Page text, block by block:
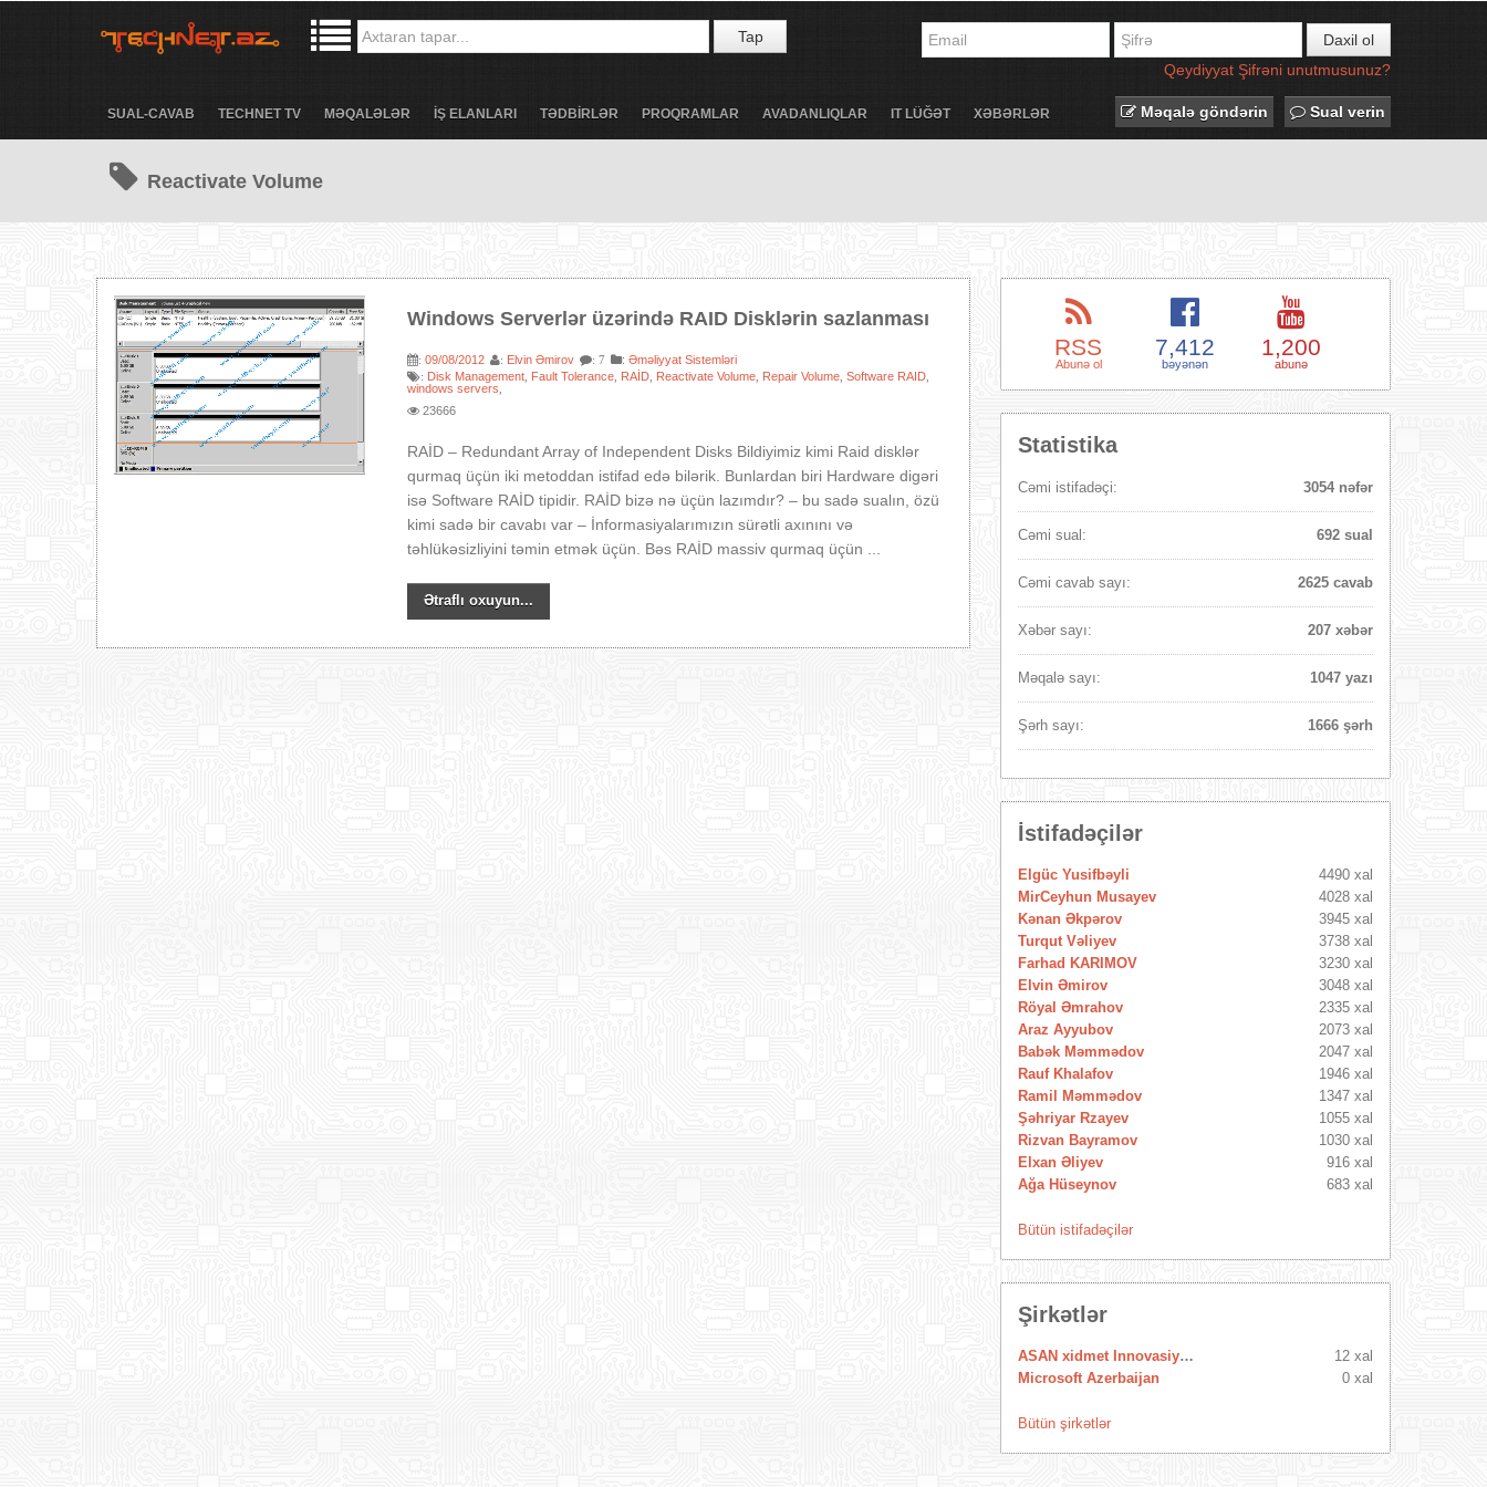
Tap
Daxil ol
Qeydiyyat Şifrəni unutmusunuz?
SUAL-CAVAB TECHNET TV MƏQALƏLƏR İŞ ELANLARI TƏDBİRLƏR PROQRAMLAR AVADANLIQLAR IT LÜĞƏT XƏBƏRLƏR Məqalə göndərin Sual verin
Reactivate Volume
Windows Serverlər üzərində RAID Disklərin sazlanması
:09/08/2012 : Elvin Əmirov : 7 :Əməliyyat Sistemləri
: Disk Management Fault Tolerance RAİD Reactivate Volume Repair Volume ,Software RAID
windows servers
23666
RAİD – Redundant Array of Independent Disks Bildiyimiz kimi Raid disklər
qurmaq üçün iki metoddan istifad edə bilərik. Bunlardan biri Hardware digəri
isə Software RAİD tipidir. RAİD bizə nə üçün lazımdır? – bu sadə sualın, özü
kimi sadə bir cavabı var – İnformasiyalarımızın sürətli axınını və
təhlükəsizliyini təmin etmək üçün. Bəs RAİD massiv qurmaq üçün ...
Ətraflı oxuyun...
RSS
Abunə ol
7,412
bəyənən
1,200
abunə
Statistika
Cəmi istifadəçi: 3054 nəfər
Cəmi sual: 692 sual
Cəmi cavab sayı: 2625 cavab
Xəbər sayı: 207 xəbər
Məqalə sayı: 1047 yazı
Şərh sayı: 1666 şərh
İstifadəçilər
Elgüc Yusifbəyli
4490 xal
MirCeyhun Musayev
4028 xal
Kənan Əkpərov
3945 xal
Turqut Vəliyev
3738 xal
Farhad KARIMOV
3230 xal
Elvin Əmirov
3048 xal
Röyal Əmrahov
2335 xal
Araz Ayyubov
2073 xal
Babək Məmmədov
2047 xal
Rauf Khalafov
1946 xal
Ramil Məmmədov
1347 xal
Şəhriyar Rzayev
1055 xal
Rizvan Bayramov
1030 xal
Elxan Əliyev
916 xal
Ağa Hüseynov
683 xal
Bütün istifadəçilər
Şirkətlər
ASAN xidmet Innovasiya Mərkəzi
12 xal
Microsoft Azerbaijan
0 xal
Bütün şirkətlər